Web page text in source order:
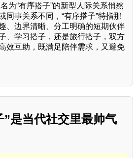
名为“有序搭子”的新型人际关系悄然
同事关系不同，“有序搭子”特指那
、边界清晰、分工明确的短期伙伴
、学习搭子，还是旅行搭子，双方
效互助，既满足陪伴需求，又避免
”是当代社交里最帅气